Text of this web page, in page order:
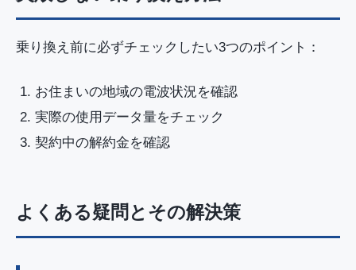
乗り換え前に必ずチェックしたい3つのポイント：
お住まいの地域の電波状況を確認
実際の使用データ量をチェック
契約中の解約金を確認
よくある疑問とその解決策